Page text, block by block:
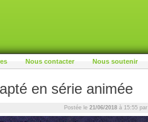
Nous contacter Nous soutenir
en série animée
Postée le21/06/2018 à 15:55